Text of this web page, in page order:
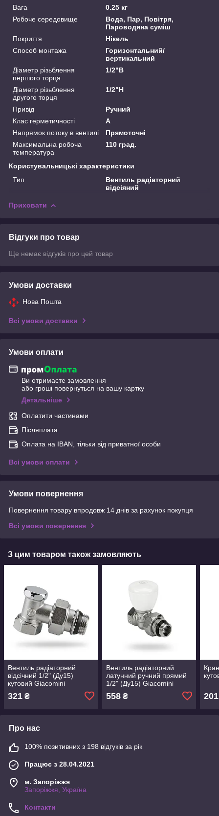
Вага
0.25 кг
Робоче середовище
Вода, Пар, Повітря,
Пароводяна суміш
Покриття
Нікель
Способ монтажа
Горизонтальний/
вертикальний
Діаметр різьблення
першого торця
1/2"В
Діаметр різьблення
другого торця
1/2"Н
Привід
Ручний
Клас герметичності
А
Напрямок потоку в вентилі
Прямоточні
Максимальна робоча
температура
110 град.
Користувальницькі характеристики
Тип
Вентиль радіаторний
відсіяний
Приховати
Відгуки про товар
Ще немає відгуків про цей товар
Умови доставки
Нова Пошта
Всі умови доставки
Умови оплати
Ви отримаєте замовлення
або гроші повернуться на вашу картку
Детальніше
Оплатити частинами
Післяплата
Оплата на IBAN, тільки від приватної особи
Всі умови оплати
Умови повернення
Повернення товару впродовж 14 днів за рахунок покупця
Всі умови повернення
З цим товаром також замовляють
Вентиль радіаторний
відсічний 1/2" (Ду15)
кутовий Giacomini
321 ₴
Вентиль радіаторний
латунний ручний прямий
1/2" (Ду15) Giacomini
558₴ 201
Про нас
100% позитивних з 198 відгуків за рік
Працює з 28.04.2021
м. Запоріжжя
Запоріжжя, Україна
Контакти